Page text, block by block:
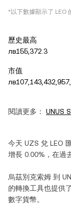
*以下數據顯示了 LEO
歷史最高
лв155,372.3
市值
閱讀更多： UNUS
今天 UZS 兌 LEO
增長 0.00% ，在過
烏茲別克索姆 到
的轉換工具也提供
數字貨幣。